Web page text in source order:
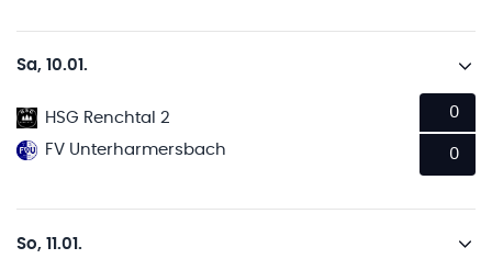
Sa, 10.01.
HSG Renchtal 2
FV Unterharmersbach
0
0
So, 11.01.